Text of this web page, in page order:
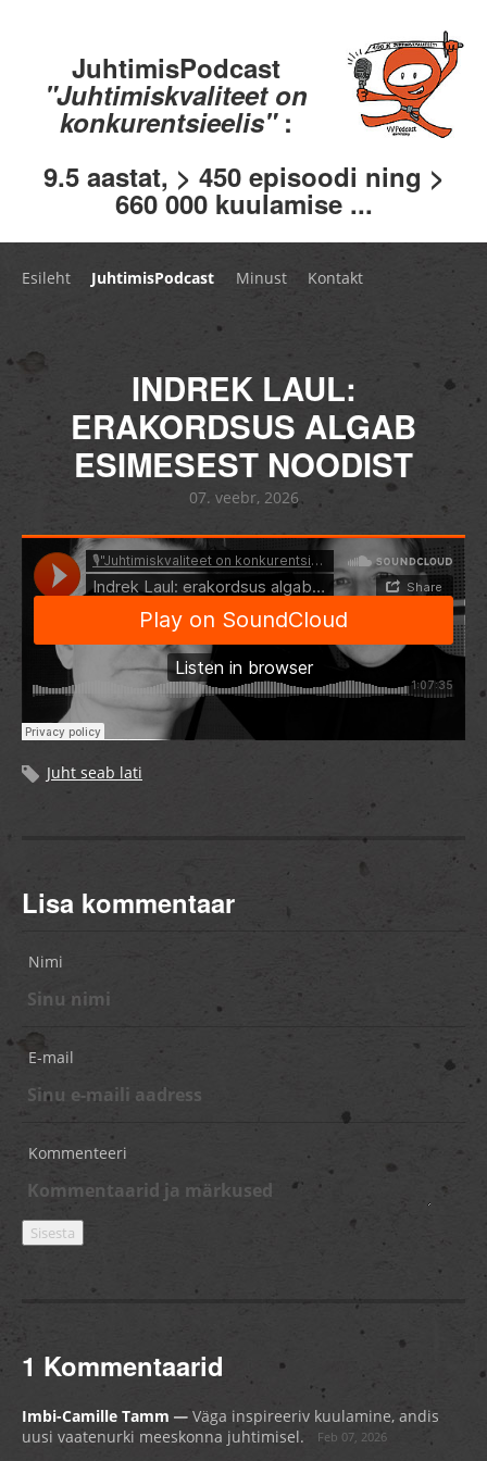
JuhtimisPodcast
"Juhtimiskvaliteet on
konkurentsieelis" :
9.5 aastat, > 450 episoodi ning >
660 000 kuulamise ...
Esileht JuhtimisPodcast Minust Kontakt
INDREK LAUL:
ERAKORDSUS ALGAB
ESIMESEST NOODIST
07. veebr, 2026
Juht seab lati
Lisa kommentaar
Nimi
E-mail
Kommenteeri
1 Kommentaarid
Imbi-Camille Tamm
Väga inspireeriv kuulamine, andis
uusi vaatenurki meeskonna juhtimisel.
Feb 07, 2026